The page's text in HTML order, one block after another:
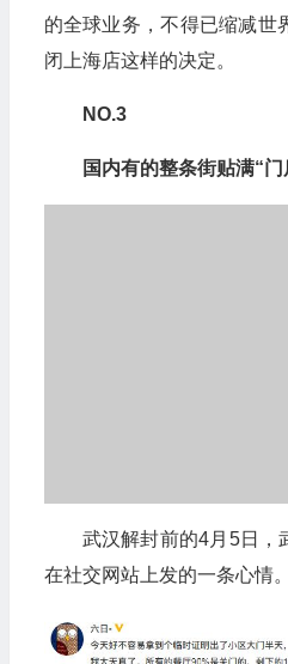
的全球业务，不得已缩减世
闭上海店这样的决定。
NO.3
国内有的整条街贴满“门
武汉解封前的4月5日，
在社交网站上发的一条心情。